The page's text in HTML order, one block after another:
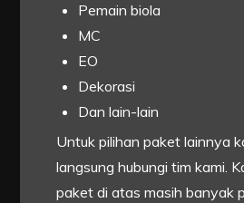
Pemain biola
MC
EO
Dekorasi
Dan lain-lain
Untuk pilihan paket lainnya
langsung hubungi tim kami.
paket di atas masih banyak